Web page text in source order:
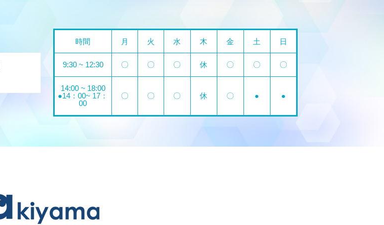
時間 月 火 水 木 金 土 日
9:30 ~ 12:30 〇 〇 〇 休 〇 〇 〇
14:00 ~ 18:00
●14：00~ 17：
00
〇 〇 〇 休 〇 ● ●